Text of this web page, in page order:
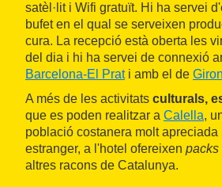
satèl·lit i Wifi gratuït. Hi ha servei
bufet en el qual se serveixen
cura. La recepció està oberta les
del dia i hi ha servei de connexió
Barcelona-El Prati amb el de
A més de les activitats culturals,
que es poden realitzar a Calella,
població costanera molt apreciada
estranger, a l'hotel ofereixen packs
altres racons de Catalunya.